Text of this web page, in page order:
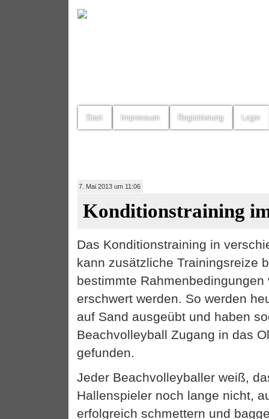
Start Impressum Registrierung Login
7. Mai 2013 um 11:06
Konditionstraining
Das Konditionstraining in
kann zusätzliche Trainingsreize
bestimmte Rahmenbedingungen
erschwert werden. So werden
auf Sand ausgeübt und haben
Beachvolleyball Zugang in das
gefunden.
Jeder Beachvolleyballer weiß,
Hallenspieler noch lange nicht,
erfolgreich schmettern und